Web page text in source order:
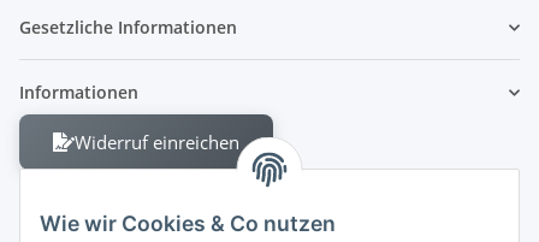
Wie wir Cookies & Co nutzen
Gesetzliche Informationen
Informationen
Widerruf einreichen